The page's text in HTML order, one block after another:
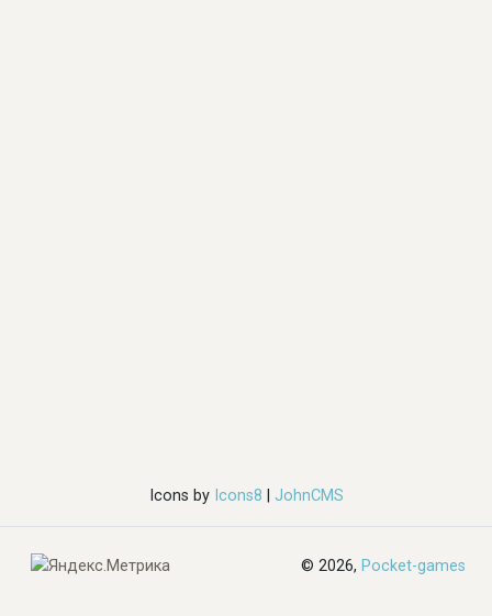
Icons byIcons8 JohnCMS
© 2026, Pocket-games